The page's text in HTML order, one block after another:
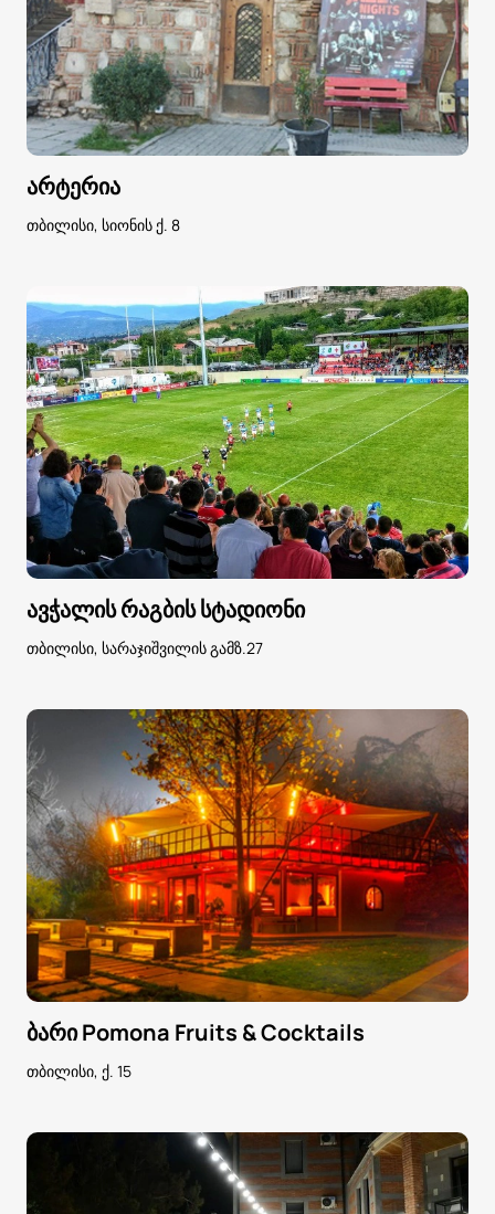
არტერია
თბილისი, სიონის ქ. 8
ავჭალის რაგბის სტადიონი
თბილისი, სარაჯიშვილის გამზ.27
ბარი Pomona Fruits & Cocktails
თბილისი, ქ. 15